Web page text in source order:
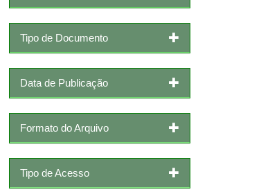
Tipo de Documento
Data de Publicação
Formato do Arquivo
Tipo de Acesso